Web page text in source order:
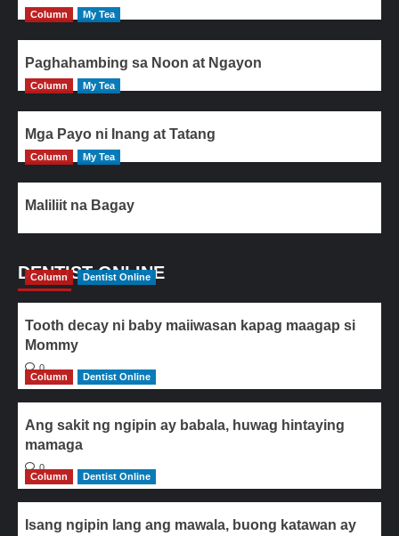
Column My Tea
Paghahambing sa Noon at Ngayon
Column My Tea
Mga Payo ni Inang at Tatang
Column My Tea
Maliliit na Bagay
DENTIST ONLINE
Column Dentist Online
Tooth decay ni baby maiiwasan kapag maagap si
Mommy
0
Column
Dentist Online
Ang sakit ng ngipin ay babala, huwag hintaying
mamaga
0
Column
Dentist Online
Isang ngipin lang ang mawala, buong katawan ay